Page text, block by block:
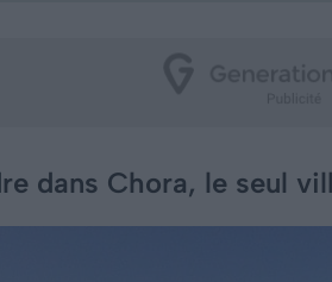
dans Chora, le seul